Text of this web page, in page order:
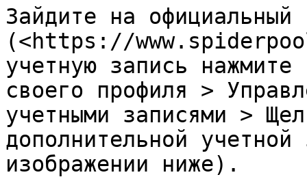
Зайдите на
(<https://
учетную запись
своего профиля >
учетными записями >
дополнительной
изображении ниже).